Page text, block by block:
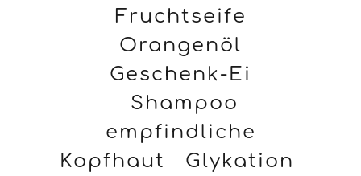
Fruchtseife
Orangenöl
Geschenk-Ei
Shampoo
empfindliche
Kopfhaut
Glykation